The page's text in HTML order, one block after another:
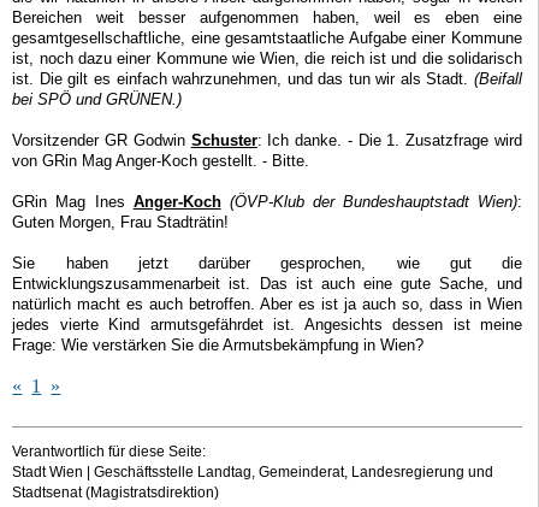
Bereichen weit besser aufgenommen haben, weil es eben eine
gesamtgesellschaftliche, eine gesamtstaatliche Aufgabe einer Kommune
ist, noch dazu einer Kommune wie Wien, die reich ist und die solidarisch
ist. Die gilt es einfach wahrzunehmen, und das tun wir als Stadt. (Beifall
bei SPÖ und GRÜNEN.)
Vorsitzender GR Godwin Schuster: Ich danke. - Die 1. Zusatzfrage wird
von GRin Mag Anger-Koch gestellt. - Bitte.
GRin Mag Ines Anger-Koch(ÖVP-Klub der Bundeshauptstadt Wien):
Guten Morgen, Frau Stadträtin!
Sie haben jetzt darüber gesprochen, wie gut die
Entwicklungszusammenarbeit ist. Das ist auch eine gute Sache, und
natürlich macht es auch betroffen. Aber es ist ja auch so, dass in Wien
jedes vierte Kind armutsgefährdet ist. Angesichts dessen ist meine
Frage: Wie verstärken Sie die Armutsbekämpfung in Wien?
« 1 »
Verantwortlich für diese Seite:
Stadt Wien | Geschäftsstelle Landtag, Gemeinderat, Landesregierung und
Stadtsenat (Magistratsdirektion)